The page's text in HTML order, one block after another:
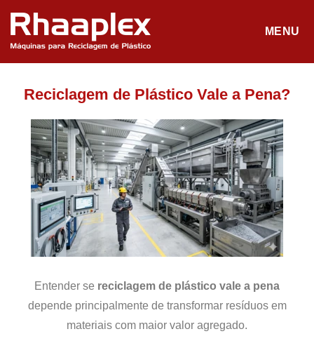
MENU
Reciclagem de Plástico Vale a Pena?
Entender se reciclagem de plástico vale a pena
depende principalmente de transformar resíduos em
materiais com maior valor agregado.